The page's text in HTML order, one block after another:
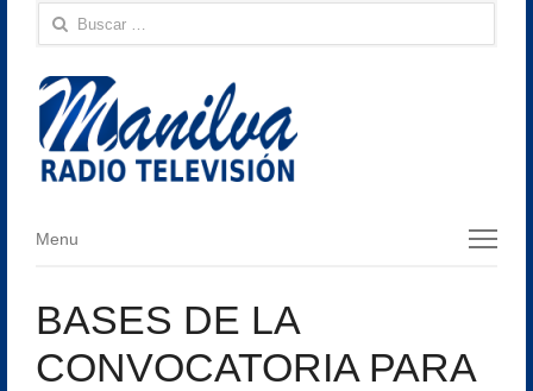
Buscar:
Menu
Menu
BASES DE LA
CONVOCATORIA PARA